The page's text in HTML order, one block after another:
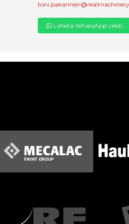
Lähetä WhatsApp viesti